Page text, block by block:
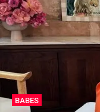
BABES